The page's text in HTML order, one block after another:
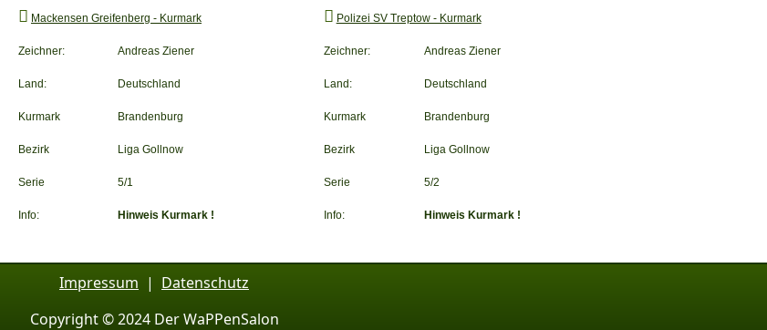
Mackensen Greifenberg - Kurmark
Zeichner: Andreas Ziener
Land: Deutschland
Kurmark Brandenburg
Bezirk Liga Gollnow
Serie 5/1
Info: Hinweis Kurmark !
Polizei SV Treptow - Kurmark
Zeichner: Andreas Ziener
Land: Deutschland
Kurmark Brandenburg
Bezirk Liga Gollnow
Serie 5/2
Info: Hinweis Kurmark !
Impressum | Datenschutz
Copyright © 2024 Der WaPPenSalon